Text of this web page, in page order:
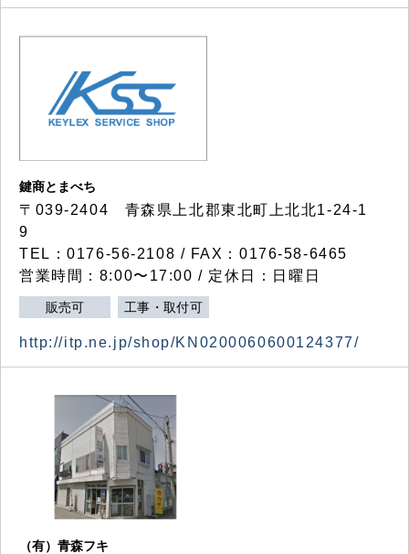
鍵商とまべち
〒039-2404 青森県上北郡東北町上北北1-24-1
9
TEL：0176-56-2108 / FAX：0176-58-6465
営業時間：8:00〜17:00 / 定休日：日曜日
販売可 工事・取付可
http://itp.ne.jp/shop/KN0200060600124377/
（有）青森フキ